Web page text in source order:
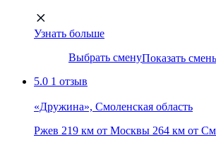
Узнать больше
Выбрать сменуПоказать
5.0 1 отзыв
«Дружина», Смоленская область
Ржев 219 км от Москвы 264 км от